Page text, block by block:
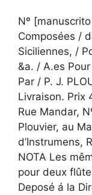
Nº
Composées /
Siciliennes, /
&a. / A.es
Par / P. J.
Livraison. Prix
Rue Mandar,
Plouvier, au
d’Instrumens,
NOTA Les
pour deux
Deposé á la